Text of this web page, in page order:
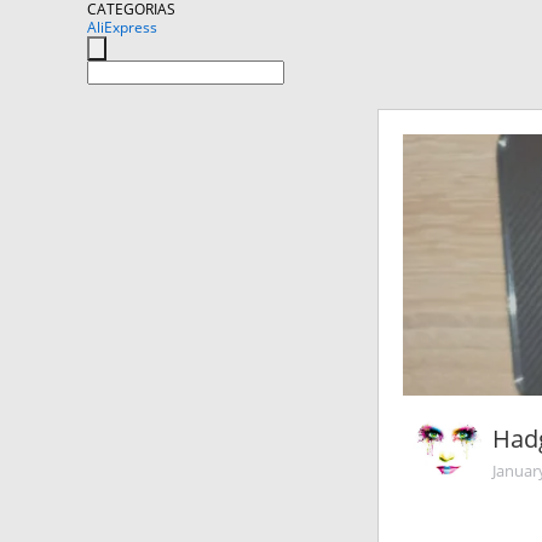
CATEGORIAS
AliExpress